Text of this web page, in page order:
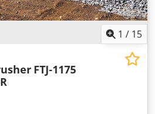
Djdey N Rggepfx Aahekr
1 / 15
FTJ-1175